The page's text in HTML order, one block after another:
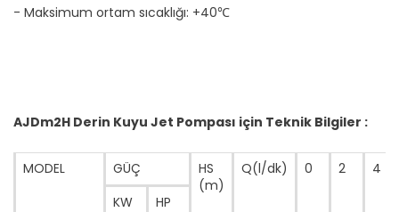
- Maksimum ortam sıcaklığı: +40℃
AJDm2H Derin Kuyu Jet Pompası için Teknik Bilgiler :
MODEL GÜÇ
HS
(m)
Q(l/dk) 0 2
4
KW
HP